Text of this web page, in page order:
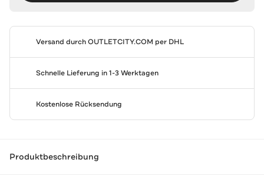
Versand durchOUTLETCITY.COM per DHL
Schnelle Lieferung in 1-3 Werktagen
Kostenlose Rücksendung
Produktbeschreibung